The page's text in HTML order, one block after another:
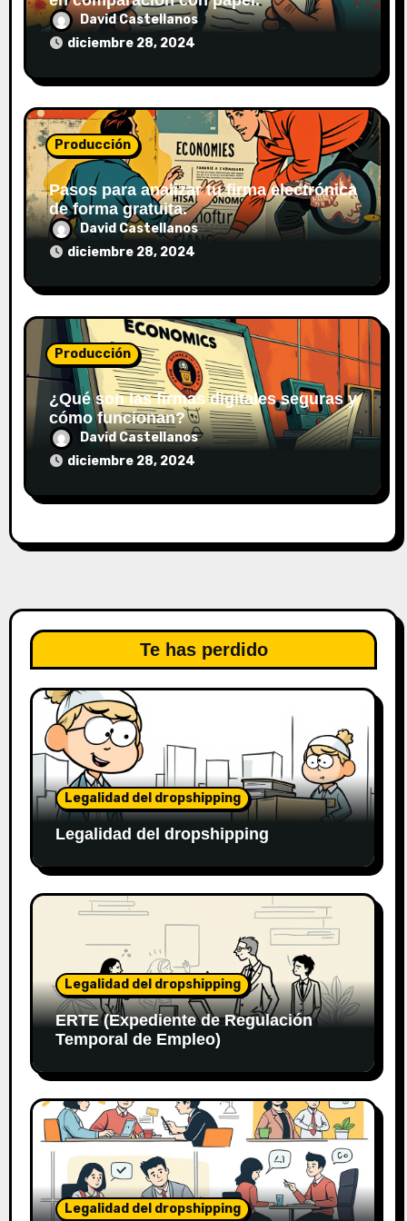
d
a
s
David Castellanos
diciembre 28, 2024
Producción
Pasos para analizar tu firma electrónica
de forma gratuita.
David Castellanos
diciembre 28, 2024
Producción
¿Qué son las firmas digitales seguras y
cómo funcionan?
David Castellanos
diciembre 28, 2024
Te has perdido
Legalidad del dropshipping
Legalidad del dropshipping
Legalidad del dropshipping
ERTE (Expediente de Regulación
Temporal de Empleo)
Legalidad del dropshipping